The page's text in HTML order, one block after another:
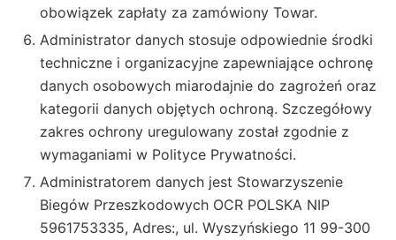
obowiązek zapłaty za zamówiony Towar.
Administrator danych stosuje odpowiednie środki
techniczne i organizacyjne zapewniające ochronę
danych osobowych miarodajnie do zagrożeń oraz
kategorii danych objętych ochroną. Szczegółowy
zakres ochrony uregulowany został zgodnie z
wymaganiami w Polityce Prywatności.
Administratorem danych jest Stowarzyszenie
Biegów Przeszkodowych OCR POLSKA NIP
5961753335, Adres:, ul. Wyszyńskiego 11 99-300